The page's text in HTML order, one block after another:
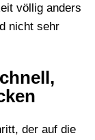
völlig anders
nicht sehr
der auf die